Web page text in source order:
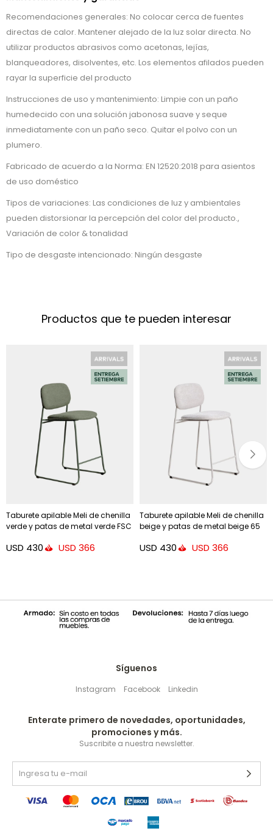
Recomendaciones generales: No colocar cerca de fuentes
directas de calor. Mantener alejado de la luz solar directa. No
utilizar productos abrasivos como acetonas, lejías,
blanqueadores, disolventes, etc. Los elementos afilados pueden
rayar la superficie del producto
Instrucciones de uso y mantenimiento: Limpie con un paño
humedecido con una solución jabonosa suave y seque
inmediatamente con un paño seco. Quitar el polvo con un
plumero.
Fabricado de acuerdo a la Norma: EN 12520:2018 para asientos
de uso doméstico
Tipos de variaciones: Las condiciones de luz y ambientales
pueden distorsionar la percepción del color del producto.,
Variación de color & tonalidad
Tipo de desgaste intencionado: Ningún desgaste
Productos que te pueden interesar
Taburete apilable Meli de chenilla
verde y patas de metal verde FSC
USD 430 USD 366
Taburete apilable Meli de chenilla
beige y patas de metal beige 65
USD 430 USD 366
Síguenos
Instagram Facebook Linkedin
Enterate primero de novedades, oportunidades,
promociones y más.
Suscribite a nuestra newsletter.